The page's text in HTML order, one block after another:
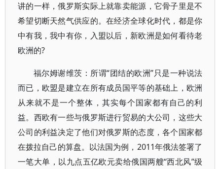
讲的一样，俄罗斯实际上就靠卖能源，它骨子里是不
希望切断天然气供应的。在经济全球化时代，都是你
中有我，我中有你，入盟以后，新欧洲是如何看待老
欧洲的?
福尔姆谢维茨：所谓“团结的欧洲”只是一种说法
而已，欧盟是建立在所有成员国平等的基础上，欧洲
从来就不是一个整体，其实每个国家都有自己的利
益。西欧有一些与俄罗斯进行贸易的大公司，这些大
公司的利益决定了他们对俄罗斯的态度，各个国家都
在拨拉自己的算盘。以法国为例，2011年俄法签署了
一笔大单，以九点五亿欧元卖给俄国两艘“西北风”级